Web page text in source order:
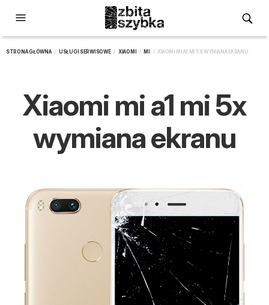
STRONA GŁÓWNA/ USŁUGI SERWISOWE/ XIAOMI / MI / XIAOMI MI A1 MI 5X WYMIANA EKRANU
Xiaomi mi a1 mi 5x
wymiana ekranu